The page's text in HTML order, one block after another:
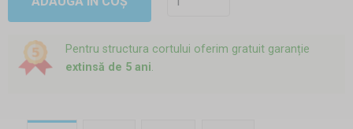
Pentru structura cortului oferim gratuit garanție
extinsă de 5 ani.